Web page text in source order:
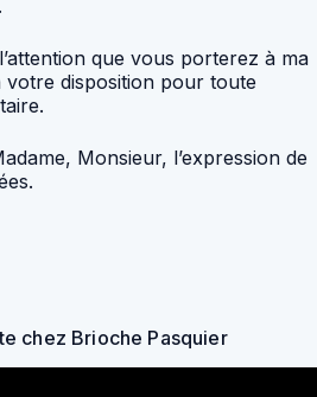
que vous porterez à ma
votre disposition pour toute
Monsieur, l’expression de
chez Brioche Pasquier